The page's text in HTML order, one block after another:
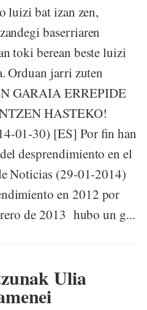
luizi bat izan zen,
baserriaren
toki berean beste luizi
Orduan jarri zuten
GARAIA ERREPIDE
HASTEKO!
01-30) [ES] Por fin han
desprendimiento en el
Noticias (29-01-2014)
en 2012 por
de 2013 hubo un g...
Ulia